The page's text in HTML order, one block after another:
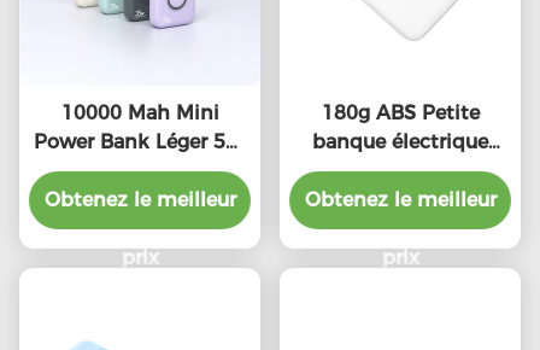
10000 Mah Mini
Power Bank Léger 5W
Sortie sans fil Facile à
transporter
Obtenez le meilleur
prix
180g ABS Petite
banque électrique
compacte 10000mah
Avec PD20W de sortie
Obtenez le meilleur
prix